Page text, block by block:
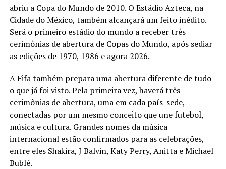
abriu a Copa do Mundo de 2010. O Estádio Azteca, na
Cidade do México, também alcançará um feito inédito.
Será o primeiro estádio do mundo a receber três
cerimônias de abertura de Copas do Mundo, após sediar
as edições de 1970, 1986 e agora 2026.
A Fifa também prepara uma abertura diferente de tudo
o que já foi visto. Pela primeira vez, haverá três
cerimônias de abertura, uma em cada país-sede,
conectadas por um mesmo conceito que une futebol,
música e cultura. Grandes nomes da música
internacional estão confirmados para as celebrações,
entre eles Shakira, J Balvin, Katy Perry, Anitta e Michael
Bublé.